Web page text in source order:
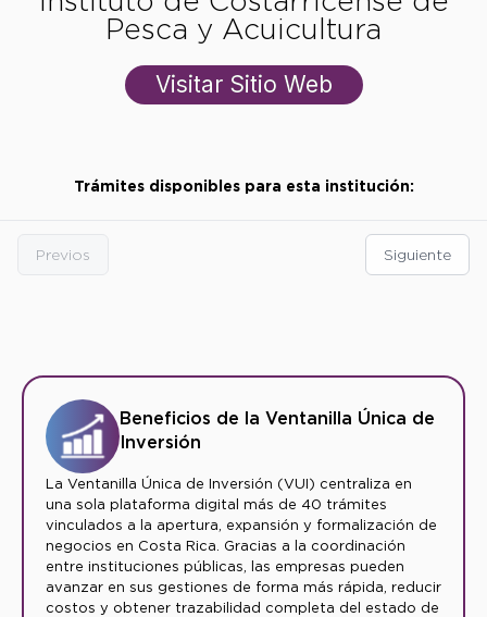
Pesca y Acuicultura
Visitar Sitio Web
Trámites disponibles para esta institución:
Previos Siguiente
Beneficios de la Ventanilla Única de
Inversión
La Ventanilla Única de Inversión (VUI) centraliza en
una sola plataforma digital más de 40 trámites
vinculados a la apertura, expansión y formalización de
negocios en Costa Rica. Gracias a la coordinación
entre instituciones públicas, las empresas pueden
avanzar en sus gestiones de forma más rápida, reducir
costos y obtener trazabilidad completa del estado de